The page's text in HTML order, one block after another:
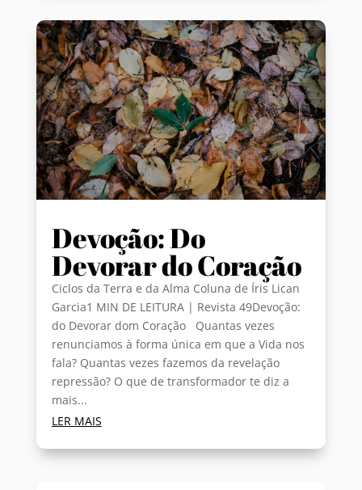
Devoção: Do
Devorar do Coração
Ciclos da Terra e da Alma Coluna de Íris Lican
Garcia1 MIN DE LEITURA | Revista 49Devoção:
do Devorar dom Coração Quantas vezes
renunciamos à forma única em que a Vida nos
fala? Quantas vezes fazemos da revelação
repressão? O que de transformador te diz a
mais...
LER MAIS